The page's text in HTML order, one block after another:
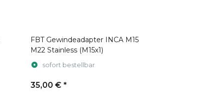
FBT Gewindeadapter INCA M15
M22 Stainless (M15x1)
sofort bestellbar
35,00 € *